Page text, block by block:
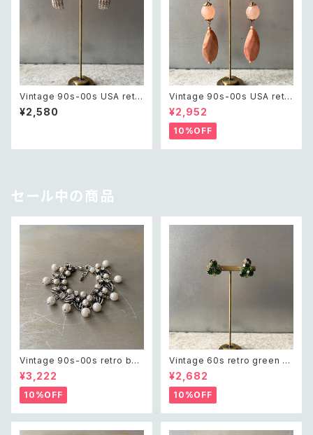
Vintage 90s-00s USA retr
o textured half hoop pierc
e レトロ アメリカ ヴィンテージ
¥2,580
Vintage 90s-00s USA retr
o pink×gold marble beads
pierce レトロ アメリカ ヴィン
テージ アクセサリー ピンク×ゴ
ールド マーブル ビーズ ピアス/
イヤリング
¥2,952
10%OFF
セール中の商品
Vintage 90s-00s retro bot
anical crystal bijou×pearl
bracelet レトロ ヴィンテージ
アクセサリー ボタニカル クリス
タル ビジュー×パール ブレスレ
ット
¥3,222
10%OFF
Vintage 60s retro green bi
jou earring レトロ ヴィンテー
ジ アクセサリー グリーン ビジュ
ー イヤリング
¥2,682
10%OFF